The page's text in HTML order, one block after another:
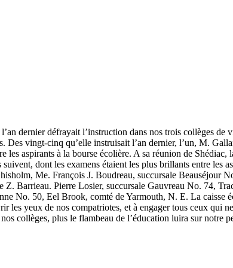
dernier défrayait l’instruction dans nos trois collèges de
vingt-cinq qu’elle instruisait l’an dernier, l’un, M.
aspirants à la bourse écolière. A sa réunion de
dont les examens étaient les plus brillants entre les
Me. François J. Boudreau, succursale
Barrieau. Pierre Losier, succursale Gauvreau No. 74,
No. 50, Eel Brook, comté de Yarmouth, N. E. La caisse
yeux de nos compatriotes, et à engager tous ceux qui
collèges, plus le flambeau de l’éducation luira sur notre